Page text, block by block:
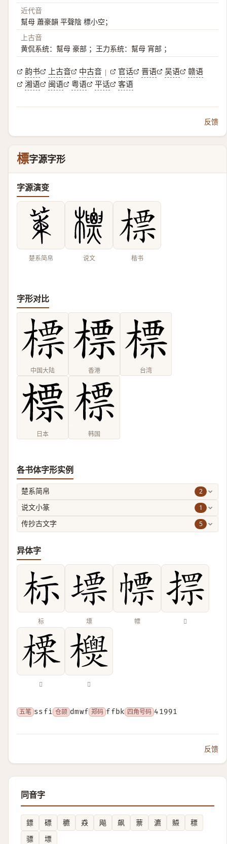
近代音
幫母 蕭豪韻 平聲陰 標小空；
上古音
黄侃系统：幫母 豪部 ；王力系统：幫母 宵部 ；
韵书 上古音 中古音 | 官话 晋语 吴语
赣语
湘语
闽语 粤语 平话 客语
反馈
標字源字形
字源演变
楚系简帛 说文 楷书
字形对比
中国大陆 香港 台湾
日本 韩国
各书体字形实例
楚系简帛 2
说文小篆 1
传抄古文字 5
异体字
标 墂 幖 𢲗
𣗖 𣠙
五笔 ssfi 仓颉 dmwf 郑码 ffbk 四角号码 41991
反馈
同音字
鏢 磦 穮 猋 飚 飙 蔈 瀌 贆
䅺
骠
墂